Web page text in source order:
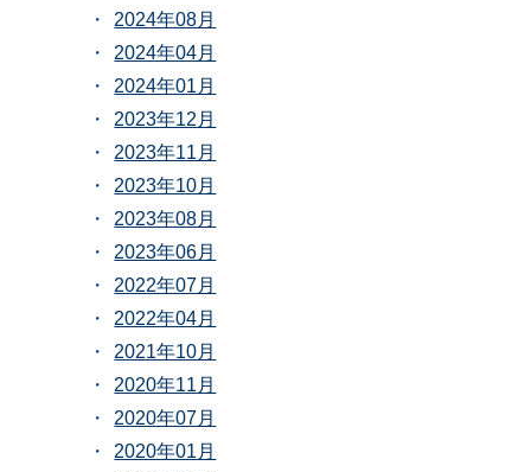
2024年08月
2024年04月
2024年01月
2023年12月
2023年11月
2023年10月
2023年08月
2023年06月
2022年07月
2022年04月
2021年10月
2020年11月
2020年07月
2020年01月